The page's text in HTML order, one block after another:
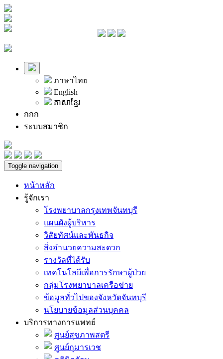
ภาษาไทย
English
ភាសាខ្មែរ
กกก
ระบบสมาชิก
Toggle navigation
หน้าหลัก
รู้จักเรา
โรงพยาบาลกรุงเทพจันทบุรี
แผนผังผู้บริหาร
วิสัยทัศน์และพันธกิจ
สิ่งอำนวยความสะดวก
รางวัลที่ได้รับ
เทคโนโลยีเพื่อการรักษาผู้ป่วย
กลุ่มโรงพยาบาลเครือข่าย
ข้อมูลทั่วไปของจังหวัดจันทบุรี
นโยบายข้อมูลส่วนบุคคล
บริการทางการแพทย์
ศูนย์สุขภาพสตรี
ศูนย์กุมารเวช